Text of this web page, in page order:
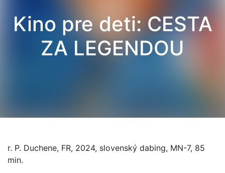
Kino pre deti: CESTA
ZA LEGENDOU
r. P. Duchene, FR, 2024, slovenský dabing, MN-7, 85
min.